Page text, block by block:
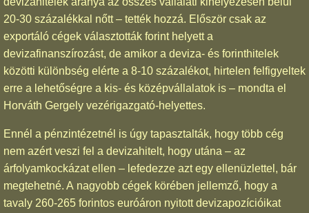
20-30 százalékkal nőtt – tették hozzá. Először csak az
exportáló cégek választották forint helyett a
devizafinanszírozást, de amikor a deviza- és forinthitelek
közötti különbség elérte a 8-10 százalékot, hirtelen felfigyeltek
erre a lehetőségre a kis- és középvállalatok is – mondta el
Horváth Gergely vezérigazgató-helyettes.
Ennél a pénzintézetnél is úgy tapasztalták, hogy több cég
nem azért veszi fel a devizahitelt, hogy utána – az
árfolyamkockázat ellen – lefedezze azt egy ellenüzlettel, bár
megtehetné. A nagyobb cégek körében jellemző, hogy a
tavaly 260-265 forintos euróáron nyitott devizapozícióikat